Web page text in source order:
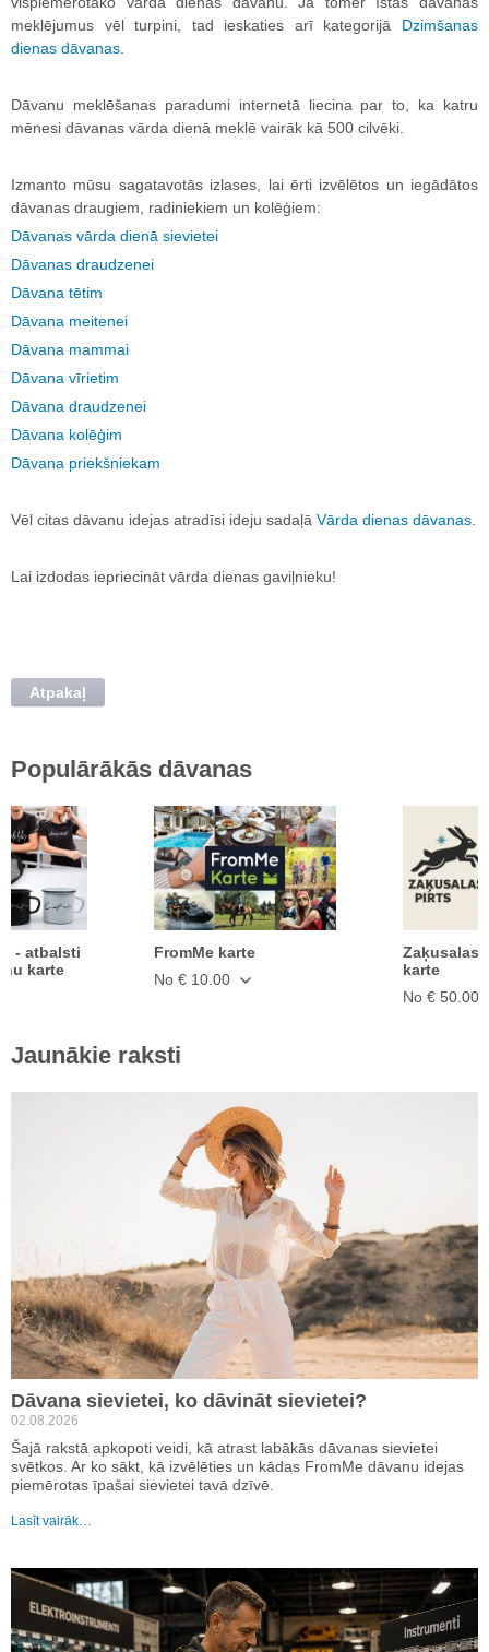
meklējumus vēl turpini, tad ieskaties arī kategorijā Dzimšanas
dienas dāvanas
Dāvanu meklēšanas paradumi internetā liecina par to, ka katru
mēnesi dāvanas vārda dienā meklē vairāk kā 500 cilvēki.
Izmanto mūsu sagatavotās izlases, lai ērti izvēlētos un iegādātos
dāvanas draugiem, radiniekiem un kolēģiem:
Dāvanas vārda dienā sievietei
Dāvanas draudzenei
Dāvana tētim
Dāvana meitenei
Dāvana mammai
Dāvana vīrietim
Dāvana draudzenei
Dāvana kolēģim
Dāvana priekšniekam
Vēl citas dāvanu idejas atradīsi ideju sadaļā Vārda dienas dāvanas
Lai izdodas iepriecināt vārda dienas gaviļnieku!
Atpakaļ
Populārākās dāvanas
- atbalsti
karte
FromMe karte
No € 10.00
Zaķusalas
karte
No € 50.00
Jaunākie raksti
Dāvana sievietei, ko dāvināt sievietei?
02.08.2026
Šajā rakstā apkopoti veidi, kā atrast labākās dāvanas sievietei
svētkos. Ar ko sākt, kā izvēlēties un kādas FromMe dāvanu idejas
piemērotas īpašai sievietei tavā dzīvē.
Lasīt vairāk…